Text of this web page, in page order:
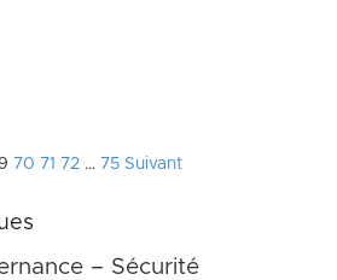
70 71 72 … 75 Suivant
– Sécurité